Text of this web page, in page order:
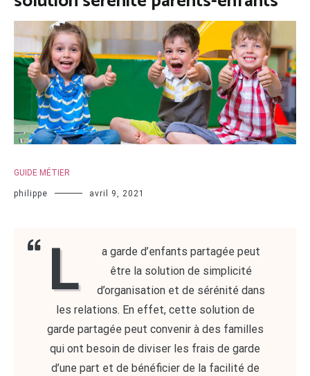
GUIDE MÉTIER
philippe avril 9, 2021
L
a garde d’enfants partagée peut
être la solution de simplicité
d’organisation et de sérénité dans
les relations. En effet, cette solution de
garde partagée peut convenir à des familles
qui ont besoin de diviser les frais de garde
d’une part et de bénéficier de la facilité de